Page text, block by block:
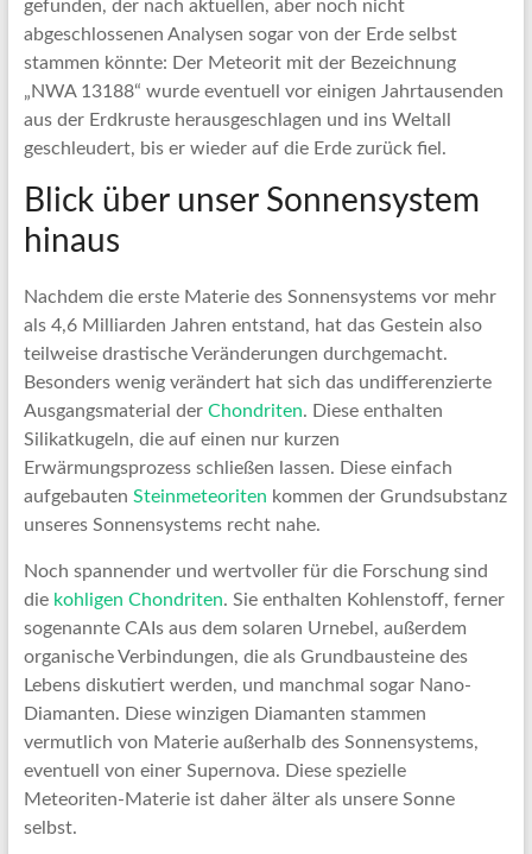
gefunden, der nach aktuellen, aber noch nicht
abgeschlossenen Analysen sogar von der Erde selbst
stammen könnte: Der Meteorit mit der Bezeichnung
„NWA 13188“ wurde eventuell vor einigen Jahrtausenden
aus der Erdkruste herausgeschlagen und ins Weltall
geschleudert, bis er wieder auf die Erde zurück fiel.
Blick über unser Sonnensystem
hinaus
Nachdem die erste Materie des Sonnensystems vor mehr
als 4,6 Milliarden Jahren entstand, hat das Gestein also
teilweise drastische Veränderungen durchgemacht.
Besonders wenig verändert hat sich das undifferenzierte
Ausgangsmaterial der Chondriten. Diese enthalten
Silikatkugeln, die auf einen nur kurzen
Erwärmungsprozess schließen lassen. Diese einfach
aufgebauten Steinmeteoriten kommen der Grundsubstanz
unseres Sonnensystems recht nahe.
Noch spannender und wertvoller für die Forschung sind
die kohligen Chondriten. Sie enthalten Kohlenstoff, ferner
sogenannte CAIs aus dem solaren Urnebel, außerdem
organische Verbindungen, die als Grundbausteine des
Lebens diskutiert werden, und manchmal sogar Nano-
Diamanten. Diese winzigen Diamanten stammen
vermutlich von Materie außerhalb des Sonnensystems,
eventuell von einer Supernova. Diese spezielle
Meteoriten-Materie ist daher älter als unsere Sonne
selbst.